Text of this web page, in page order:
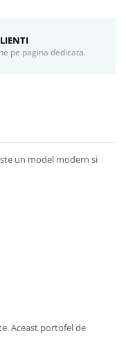
pe pagina dedicata.
un model modern si
Aceast portofel de